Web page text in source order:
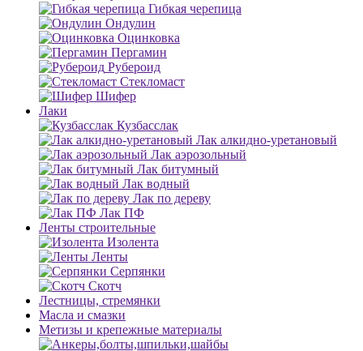
Гибкая черепица
Ондулин
Оцинковка
Пергамин
Рубероид
Стекломаст
Шифер
Лаки
Кузбасслак
Лак алкидно-уретановый
Лак аэрозольный
Лак битумный
Лак водный
Лак по дереву
Лак ПФ
Ленты строительные
Изолента
Ленты
Серпянки
Скотч
Лестницы, стремянки
Масла и смазки
Метизы и крепежные материалы